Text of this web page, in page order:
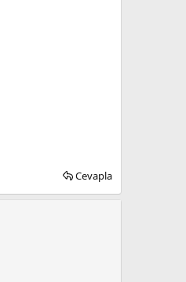
Cevapla